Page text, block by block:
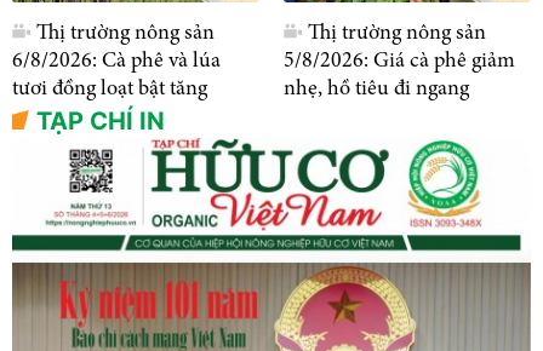
Thị trường nông sản
6/8/2026: Cà phê và lúa
tươi đồng loạt bật tăng
Thị trường nông sản
5/8/2026: Giá cà phê giảm
nhẹ, hồ tiêu đi ngang
TẠP CHÍ IN